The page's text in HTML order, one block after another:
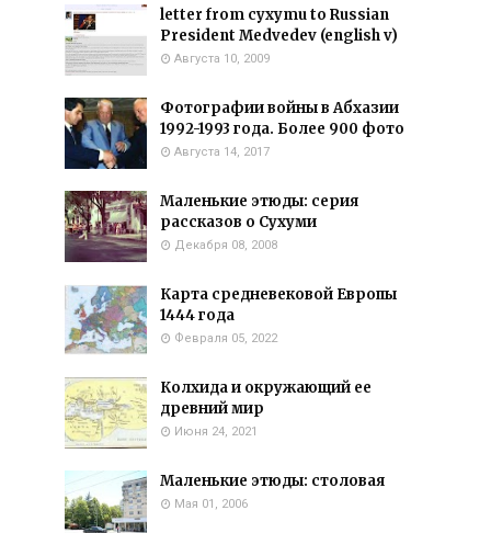
letter from cyxymu to Russian
President Medvedev (english v)
Августа 10, 2009
Фотографии войны в Абхазии
1992-1993 года. Более 900 фото
Августа 14, 2017
Маленькие этюды: серия
рассказов о Сухуми
Декабря 08, 2008
Карта средневековой Европы
1444 года
Февраля 05, 2022
Колхида и окружающий ее
древний мир
Июня 24, 2021
Маленькие этюды: столовая
Мая 01, 2006